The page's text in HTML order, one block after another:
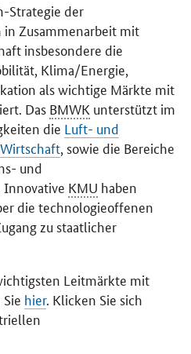
-Strategie der
in Zusammenarbeit mit
insbesondere die
Klima/Energie,
als wichtige Märkte mit
Das BMWK unterstützt im
die Luft- und
, sowie die Bereiche
und
KMU haben
die technologieoffenen
zu staatlicher
Leitmärkte mit
hier. Klicken Sie sich